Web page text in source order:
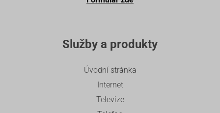
Služby a produkty
Úvodní stránka
Internet
Televize